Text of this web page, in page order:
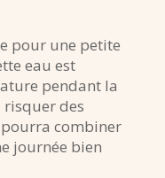
pour une petite
eau est
pendant la
risquer des
combiner
journée bien